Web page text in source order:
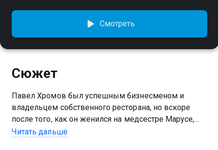
Смотреть
Сюжет
Павел Хромов был успешным бизнесменом и
владельцем собственного ресторана, но вскоре
после того, как он женился на медсестре Марусе,
тщательно выстроенный бизнес начал разрушаться.
Читать дальше